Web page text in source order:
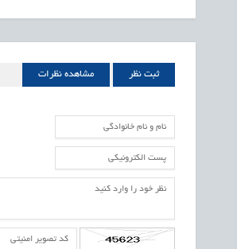
ثبت نظر مشاهده نظرات